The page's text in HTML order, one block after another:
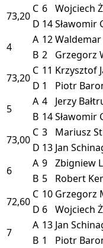
73,20
C 6 Wojciech
D 14Sławomir
4
A 12Waldemar
B 2 Grzegorz
73,20
C 11 Krzysztof
D 1 Piotr
5
A 4 Jerzy
B 14Sławomir
73,00
C 3 Mariusz
D 13 Jan
6
A 9 Zbigniew
B 5 Robert
72,60
C 10 Grzegorz
D 6 Wojciech
7
A 13 Jan
B 1 Piotr